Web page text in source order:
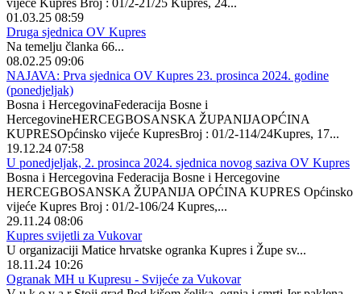
vijeće Kupres Broj : 01/2-21/25 Kupres, 24...
01.03.25 08:59
Druga sjednica OV Kupres
Na temelju članka 66...
08.02.25 09:06
NAJAVA: Prva sjednica OV Kupres 23. prosinca 2024. godine
(ponedjeljak)
Bosna i HercegovinaFederacija Bosne i
HercegovineHERCEGBOSANSKA ŽUPANIJAOPĆINA
KUPRESOpćinsko vijeće KupresBroj : 01/2-114/24Kupres, 17...
19.12.24 07:58
U ponedjeljak, 2. prosinca 2024. sjednica novog saziva OV Kupres
Bosna i Hercegovina Federacija Bosne i Hercegovine
HERCEGBOSANSKA ŽUPANIJA OPĆINA KUPRES Općinsko
vijeće Kupres Broj : 01/2-106/24 Kupres,...
29.11.24 08:06
Kupres svijetli za Vukovar
U organizaciji Matice hrvatske ogranka Kupres i Župe sv...
18.11.24 10:26
Ogranak MH u Kupresu - Svijeće za Vukovar